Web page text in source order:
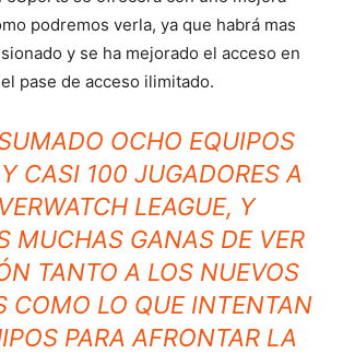
podremos verla, ya que habrá mas
y se ha mejorado el acceso en
pase de acceso ilimitado.
OCHO EQUIPOS
CASI 100 JUGADORES A
LEAGUE, Y
MUCHAS GANAS DE VER
TANTO A LOS NUEVOS
COMO LO QUE INTENTAN
PARA AFRONTAR LA